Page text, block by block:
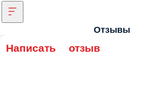
Отзывы
Написать отзыв